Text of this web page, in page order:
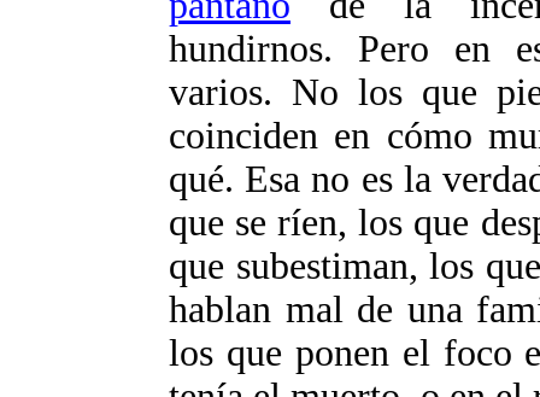
hundirnos. Pero en
varios. No los que
coinciden en cómo
qué. Esa no es la
que se ríen, los que
que subestiman, los
hablan mal de una
los que ponen el foco